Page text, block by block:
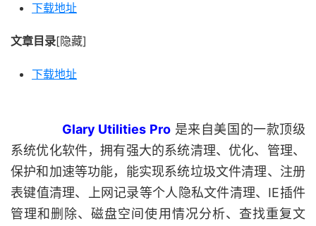
下载地址
文章目录[隐藏]
下载地址
Glary Utilities Pro 是来自美国的一款顶级
系统优化软件，拥有强大的系统清理、优化、管理、
保护和加速等功能，能实现系统垃圾文件清理、注册
表键值清理、上网记录等个人隐私文件清理、IE插件
管理和删除、磁盘空间使用情况分析、查找重复文